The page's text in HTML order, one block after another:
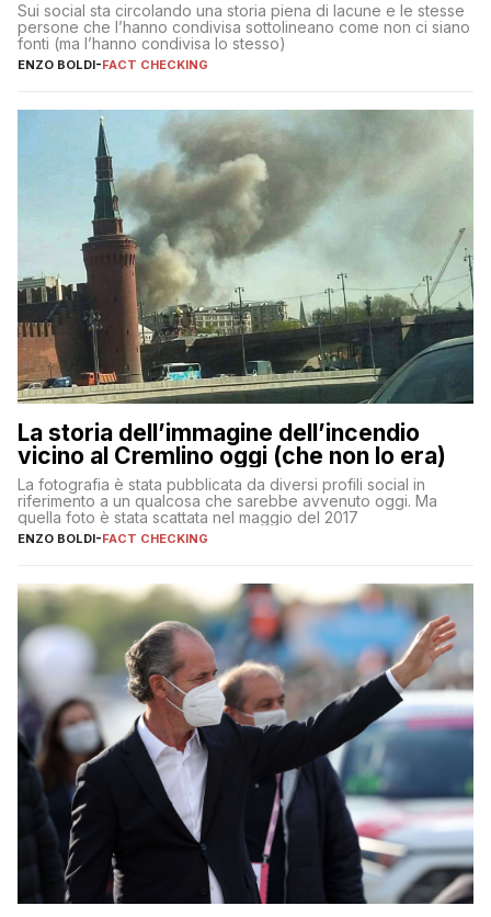
Sui social sta circolando una storia piena di lacune e le stesse
persone che l’hanno condivisa sottolineano come non ci siano
fonti (ma l’hanno condivisa lo stesso)
ENZO BOLDI-FACT CHECKING
La storia dell’immagine dell’incendio
vicino al Cremlino oggi (che non lo era)
La fotografia è stata pubblicata da diversi profili social in
riferimento a un qualcosa che sarebbe avvenuto oggi. Ma
quella foto è stata scattata nel maggio del 2017
ENZO BOLDI-FACT CHECKING